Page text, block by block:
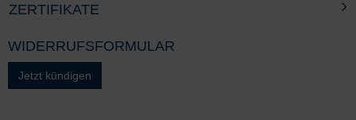
ZERTIFIKATE
WIDERRUFSFORMULAR
Jetzt kündigen